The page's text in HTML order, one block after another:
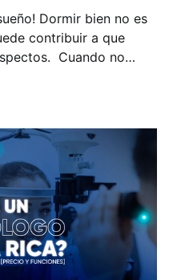
Dormir bien no es
contribuir a que
no
para nuestra